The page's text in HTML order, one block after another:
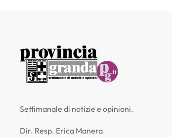
Settimanale di notizie e opinioni.
Dir. Resp. Erica Manera